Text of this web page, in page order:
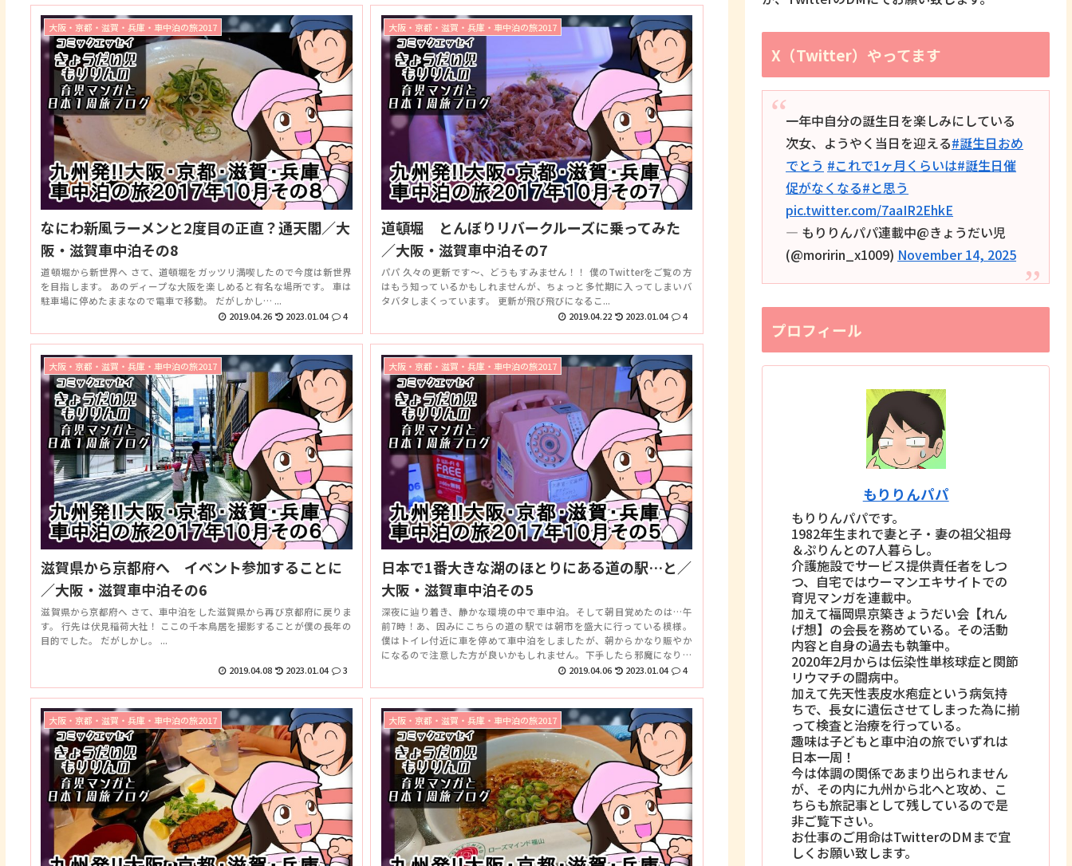
大阪・京都・滋賀・兵庫・車中泊の旅2017
なにわ新風ラーメンと2度目の正直？通天閣／大
阪・滋賀車中泊その8
道頓堀から新世界へ さて、道頓堀をガッツリ満喫したので今度は新世界
を目指します。 あのディープな大阪を楽しめると有名な場所です。 車は
駐車場に停めたままなので電車で移動。 だがしかし… ...
2019.04.26
2023.01.04 4
大阪・京都・滋賀・兵庫・車中泊の旅2017
道頓堀 とんぼりリバークルーズに乗ってみた
／大阪・滋賀車中泊その7
パパ 久々の更新です～、どうもすみません！！ 僕のTwitterをご覧の方
はもう知っているかもしれませんが、ちょっと多忙期に入ってしまいバ
タバタしまくっています。 更新が飛び飛びになるこ...
2019.04.22
2023.01.04 4
大阪・京都・滋賀・兵庫・車中泊の旅2017
滋賀県から京都府へ イベント参加することに
／大阪・滋賀車中泊その6
滋賀県から京都府へ さて、車中泊をした滋賀県から再び京都府に戻りま
す。 行先は伏見稲荷大社！ ここの千本鳥居を撮影することが僕の長年の
目的でした。 だがしかし。 ...
2019.04.08 2023.01.04 3
大阪・京都・滋賀・兵庫・車中泊の旅2017
日本で1番大きな湖のほとりにある道の駅…と／
大阪・滋賀車中泊その5
深夜に辿り着き、静かな環境の中で車中泊。そして朝目覚めたのは…午
前7時！あ、因みにこちらの道の駅では朝市を盛大に行っている模様。
僕はトイレ付近に車を停めて車中泊をしましたが、朝からかなり賑やか
になるので注意した方が良いかもしれません。下手したら邪魔になりか
ねないので車は離れた位置に停めた方が無難かもしれませんね。
2019.04.06 2023.01.04 4
大阪・京都・滋賀・兵庫・車中泊の旅2017 大阪・京都・滋賀・兵庫・車中泊の旅2017
X（Twitter）やってます
一年中自分の誕生日を楽しみにしている
次女、ようやく当日を迎える#誕生日おめ
でとう #これで1ヶ月くらいは#誕生日催
促がなくなる#と思う
pic.twitter.com/7aaIR2EhkE
— もりりんパパ連載中@きょうだい児
(@moririn_x1009) November 14, 2025
プロフィール
もりりんパパ
もりりんパパです。
1982年生まれで妻と子・妻の祖父祖母
＆ぷりんとの7人暮らし。
介護施設でサービス提供責任者をしつ
つ、自宅ではウーマンエキサイトでの
育児マンガを連載中。
加えて福岡県京築きょうだい会【れん
げ想】の会長を務めている。その活動
内容と自身の過去も執筆中。
2020年2月からは伝染性単核球症と関節
リウマチの闘病中。
加えて先天性表皮水疱症という病気持
ちで、長女に遺伝させてしまった為に揃
って検査と治療を行っている。
趣味は子どもと車中泊の旅でいずれは
日本一周！
今は体調の関係であまり出られません
が、その内に九州から北へと攻め、こ
ちらも旅記事として残しているので是
非ご覧下さい。
お仕事のご用命はTwitterのDMまで宜
しくお願い致します。